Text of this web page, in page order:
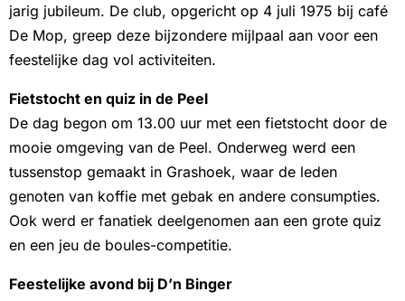
jarig jubileum. De club, opgericht op 4 juli 1975 bij café
De Mop, greep deze bijzondere mijlpaal aan voor een
feestelijke dag vol activiteiten.
Fietstocht en quiz in de Peel
De dag begon om 13.00 uur met een fietstocht door de
mooie omgeving van de Peel. Onderweg werd een
tussenstop gemaakt in Grashoek, waar de leden
genoten van koffie met gebak en andere consumpties.
Ook werd er fanatiek deelgenomen aan een grote quiz
en een jeu de boules-competitie.
Feestelijke avond bij D’n Binger